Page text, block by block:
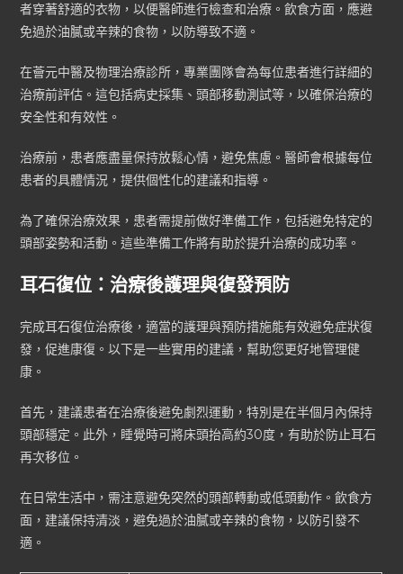
者穿著舒適的衣物，以便醫師進行檢查和治療。飲食方面，應避
免過於油膩或辛辣的食物，以防導致不適。
在薈元中醫及物理治療診所，專業團隊會為每位患者進行詳細的
治療前評估。這包括病史採集、頭部移動測試等，以確保治療的
安全性和有效性。
治療前，患者應盡量保持放鬆心情，避免焦慮。醫師會根據每位
患者的具體情況，提供個性化的建議和指導。
為了確保治療效果，患者需提前做好準備工作，包括避免特定的
頭部姿勢和活動。這些準備工作將有助於提升治療的成功率。
耳石復位：治療後護理與復發預防
完成耳石復位治療後，適當的護理與預防措施能有效避免症狀復
發，促進康復。以下是一些實用的建議，幫助您更好地管理健
康。
首先，建議患者在治療後避免劇烈運動，特別是在半個月內保持
頭部穩定。此外，睡覺時可將床頭抬高約30度，有助於防止耳石
再次移位。
在日常生活中，需注意避免突然的頭部轉動或低頭動作。飲食方
面，建議保持清淡，避免過於油膩或辛辣的食物，以防引發不
適。